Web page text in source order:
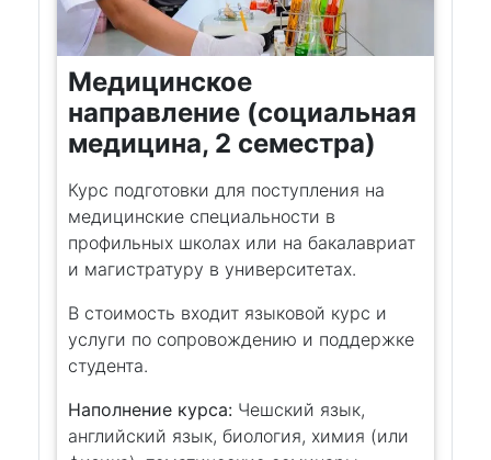
Медицинское
направление (социальная
медицина, 2 семестра)
Курс подготовки для поступления на
медицинские специальности в
профильных школах или на бакалавриат
и магистратуру в университетах.
В стоимость входит языковой курс и
услуги по сопровождению и поддержке
студента.
Наполнение курса: Чешский язык,
английский язык, биология, химия (или